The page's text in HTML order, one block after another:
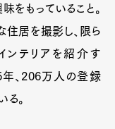
をもっていること。
住居を撮影し、限ら
ンテリアを紹介す
年、206万人の登録
。